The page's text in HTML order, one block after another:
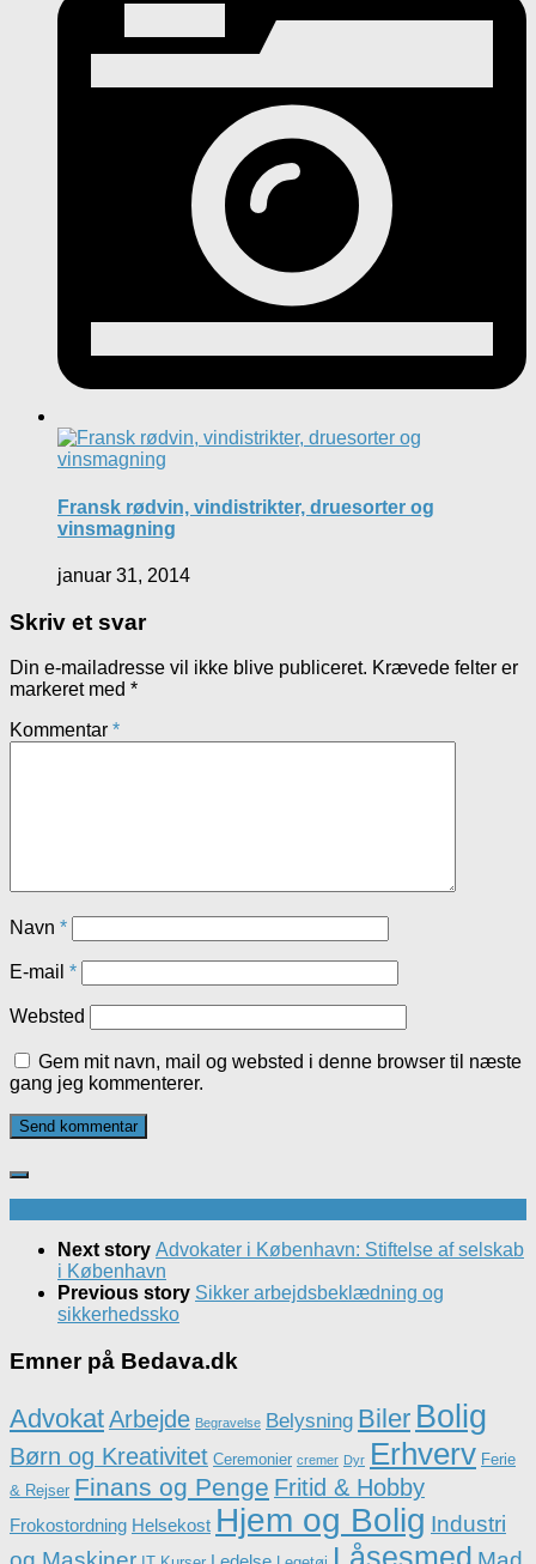
Fransk rødvin, vindistrikter, druesorter og
vinsmagning
januar 31, 2014
Skriv et svar
Din e-mailadresse vil ikke blive publiceret. Krævede felter er
markeret med *
Kommentar *
Navn *
E-mail *
Websted
Gem mit navn, mail og websted i denne browser til næste
gang jeg kommenterer.
Next story Advokater i København: Stiftelse af selskab
i København
Previous story Sikker arbejdsbeklædning og
sikkerhedssko
Emner på Bedava.dk
AdvokatArbejde Begravelse Belysning Biler Bolig
Børn og Kreativitet Ceremonier cremer Dyr Erhverv Ferie
& Rejser Finans og Penge Fritid & Hobby
Frokostordning Helsekost Hjem og Bolig Industri
Låsesmed